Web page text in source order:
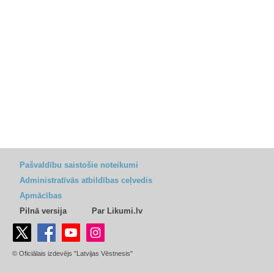
Pašvaldību saistošie noteikumi
Administratīvās atbildības ceļvedis
Apmācības
Pilnā versija
Par Likumi.lv
© Oficiālais izdevējs "Latvijas Vēstnesis"